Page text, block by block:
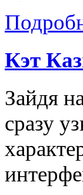
Кэт
Зайдя
сразу